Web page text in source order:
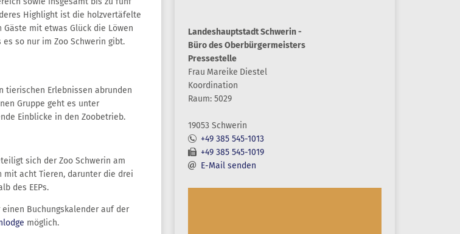
Highlight ist die holzvertäfelte
mit etwas Glück die Löwen
so nur im Zoo Schwerin gibt.
tierischen Erlebnissen abrunden
Gruppe geht es unter
Einblicke in den Zoobetrieb.
sich der Zoo Schwerin am
mit acht Tieren, darunter die drei
des EEPs.
Buchungskalender auf der
möglich.
Landeshauptstadt Schwerin -
Büro des Oberbürgermeisters
Pressestelle
Frau Mareike Diestel
Koordination
Raum: 5029
19053 Schwerin
+49 385 545-1013
+49 385 545-1019
E-Mail senden